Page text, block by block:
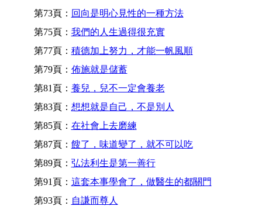
第73頁： 回向是明心見性的一種方法
第75頁： 我們的人生過得很充實
第77頁： 積德加上努力，才能一帆風順
第79頁： 佈施就是儲蓄
第81頁： 養兒，兒不一定會養老
第83頁： 想想就是自己，不是別人
第85頁： 在社會上去磨練
第87頁： 餿了，味道變了，就不可以吃
第89頁： 弘法利生是第一善行
第91頁： 這套本事學會了，做醫生的都關門
第93頁： 自謙而尊人